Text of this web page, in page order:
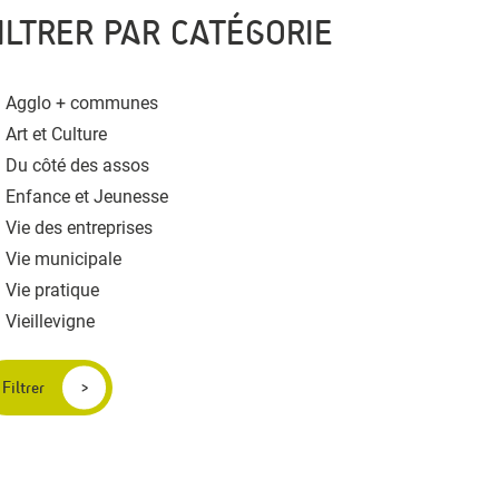
PAR CATÉGORIE
Agglo + communes
Art et Culture
Du côté des assos
Enfance et Jeunesse
Vie des entreprises
Vie municipale
Vie pratique
Vieillevigne
Filtrer